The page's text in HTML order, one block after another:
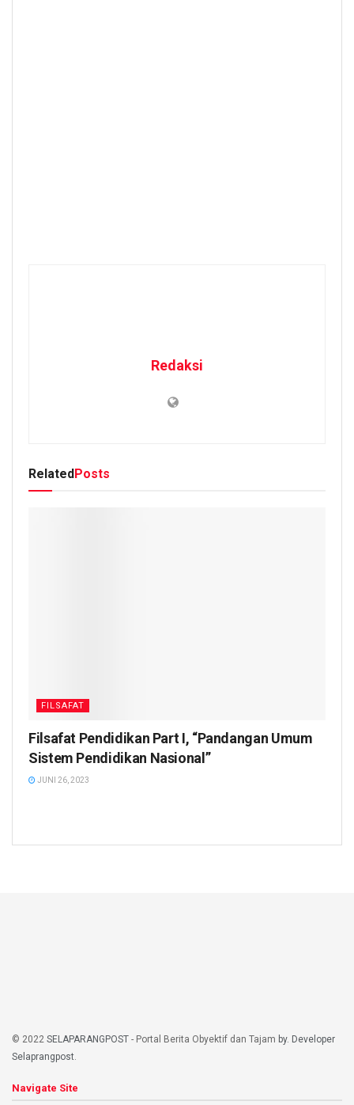
Redaksi
Related Posts
FILSAFAT
Filsafat Pendidikan Part I, “Pandangan Umum
Sistem Pendidikan Nasional”
JUNI 26, 2023
© 2022 SELAPARANGPOST - Portal Berita Obyektif dan Tajam by. Developer
Selaprangpost
Navigate Site